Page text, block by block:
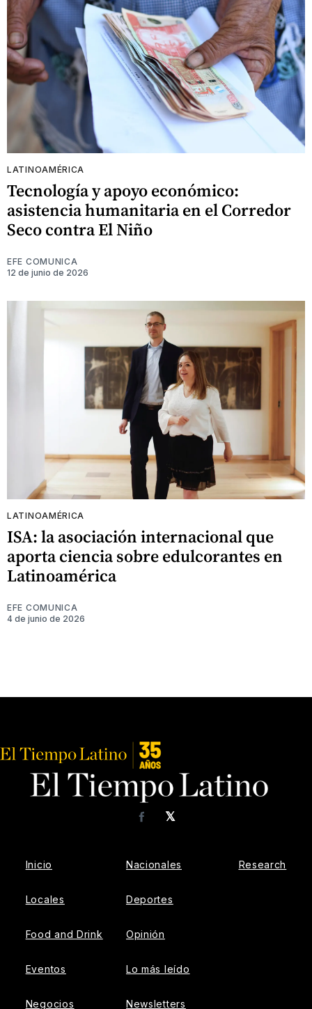
LATINOAMÉRICA
Tecnología y apoyo económico:
asistencia humanitaria en el Corredor
Seco contra El Niño
EFE COMUNICA
12 de junio de 2026
LATINOAMÉRICA
ISA: la asociación internacional que
aporta ciencia sobre edulcorantes en
Latinoamérica
EFE COMUNICA
4 de junio de 2026
𝕏
Facebook
Inicio
Locales
Food and Drink
Eventos
Negocios
Nacionales
Deportes
Opinión
Lo más leído
Newsletters
Research